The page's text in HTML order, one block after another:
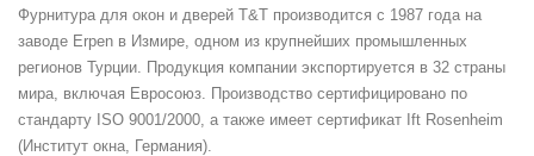
Фурнитура для окон и дверей T&T производится с 1987 года на
заводе Erpen в Измире, одном из крупнейших промышленных
регионов Турции. Продукция компании экспортируется в 32 страны
мира, включая Евросоюз. Производство сертифицировано по
стандарту ISO 9001/2000, а также имеет сертификат Ift Rosenheim
(Институт окна, Германия).